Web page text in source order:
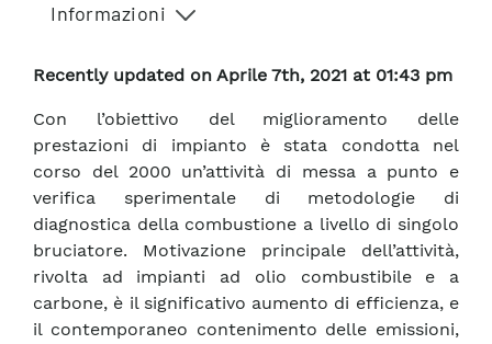
Informazioni
Recently updated on Aprile 7th, 2021 at 01:43 pm
Con l’obiettivo del miglioramento delle
prestazioni di impianto è stata condotta nel
corso del 2000 un’attività di messa a punto e
verifica sperimentale di metodologie di
diagnostica della combustione a livello di singolo
bruciatore. Motivazione principale dell’attività,
rivolta ad impianti ad olio combustibile e a
carbone, è il significativo aumento di efficienza, e
il contemporaneo contenimento delle emissioni,